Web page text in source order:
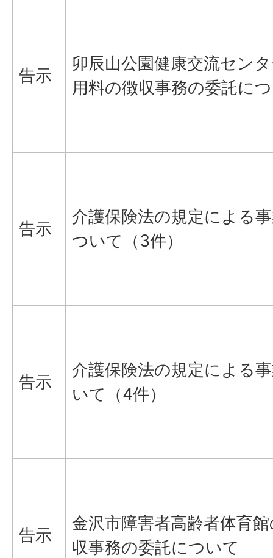
告示
卯辰山公園健康交流セン
用料の徴収事務の委託に
告示
介護保険法の規定による
ついて（3件）
告示
介護保険法の規定による
いて（4件）
告示
金沢市障害者高齢者体育
収事務の委託について